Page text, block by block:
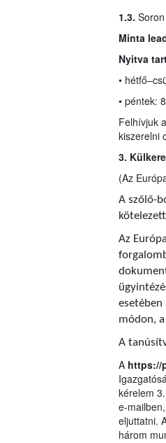
1.3.
Minta
Nyitva
•
• péntek:
Felhívjuk
kiszerelni
3.
(Az
A szőlő-
Az
esetében
módon,
A
A https://
kérelem
e-
eljuttatni.
három